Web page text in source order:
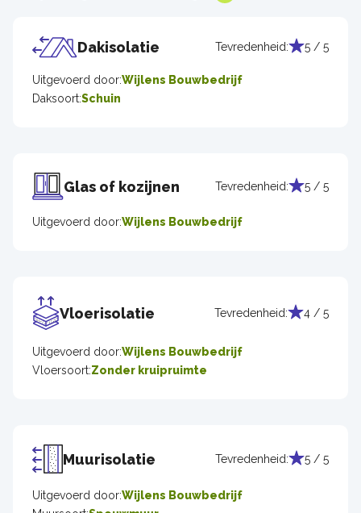
Dakisolatie Tevredenheid: 5 / 5
Uitgevoerd door:Wijlens Bouwbedrijf
Daksoort:Schuin
Glas of kozijnen Tevredenheid: 5 / 5
Uitgevoerd door:Wijlens Bouwbedrijf
Vloerisolatie Tevredenheid: 4 / 5
Uitgevoerd door:Wijlens Bouwbedrijf
Vloersoort:Zonder kruipruimte
Muurisolatie Tevredenheid: 5 / 5
Uitgevoerd door:Wijlens Bouwbedrijf